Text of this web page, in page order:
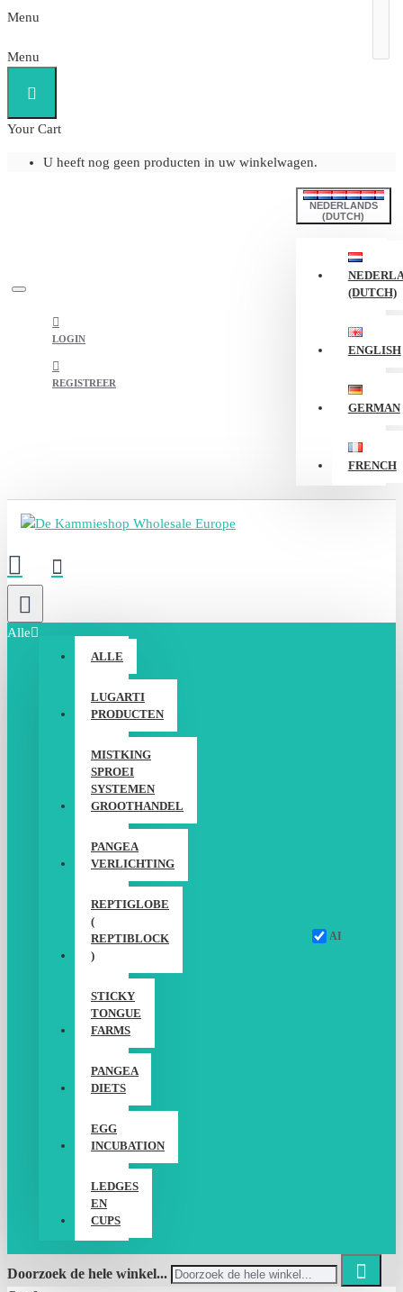
Menu
Menu
Your Cart
U heeft nog geen producten in uw winkelwagen.
LOGIN
REGISTREER
NEDERLANDS
(DUTCH)
(DUTCH)
ENGLISH
GERMAN
FRENCH
Alle
ALLE
LUGARTI
PRODUCTEN
MISTKING
SPROEI
SYSTEMEN
GROOTHANDEL
PANGEA
VERLICHTING
REPTIGLOBE
(
REPTIBLOCK
)
STICKY
TONGUE
FARMS
PANGEA
DIETS
EGG
INCUBATION
LEDGES
EN
CUPS
Doorzoek de hele winkel...
AI